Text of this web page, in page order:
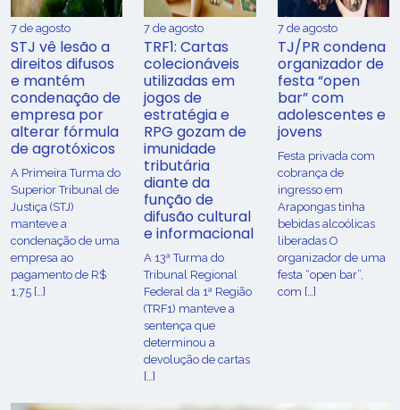
7 de agosto
STJ vê lesão a
direitos difusos
e mantém
condenação de
empresa por
alterar fórmula
de agrotóxicos
​A Primeira Turma do
Superior Tribunal de
Justiça (STJ)
manteve a
condenação de uma
empresa ao
pagamento de R$
1,75 […]
7 de agosto
TRF1: Cartas
colecionáveis
utilizadas em
jogos de
estratégia e
RPG gozam de
imunidade
tributária
diante da
função de
difusão cultural
e informacional
A 13ª Turma do
Tribunal Regional
Federal da 1ª Região
(TRF1) manteve a
sentença que
determinou a
devolução de cartas
[…]
7 de agosto
TJ/PR condena
organizador de
festa “open
bar” com
adolescentes e
jovens
Festa privada com
cobrança de
ingresso em
Arapongas tinha
bebidas alcoólicas
liberadas O
organizador de uma
festa “open bar”,
com […]